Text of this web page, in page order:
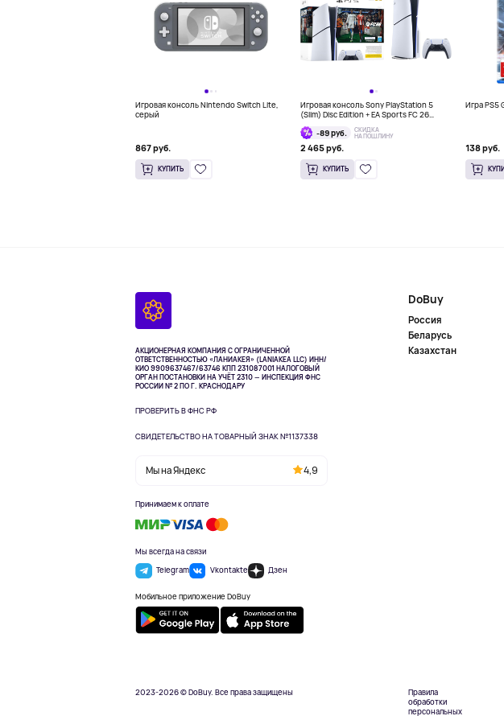
Игровая консоль Nintendo Switch Lite,
серый
867 руб.
КУПИТЬ
Игровая консоль Sony PlayStation 5
(Slim) Disc Edition + EA Sports FC 26
Bundle
-89 руб.
СКИДКА
НА ПОШЛИНУ
2 465 руб.
КУПИТЬ
Игра PS5
138 руб.
АКЦИОНЕРНАЯ КОМПАНИЯ С ОГРАНИЧЕННОЙ
ОТВЕТСТВЕННОСТЬЮ «ЛАНИАКЕЯ» (LANIAKEA LLC) ИНН/
КИО 9909637467/63746 КПП 231087001НАЛОГОВЫЙ
ОРГАН ПОСТАНОВКИ НА УЧЁТ 2310 — ИНСПЕКЦИЯ ФНС
РОССИИ № 2 ПО Г. КРАСНОДАРУ
ПРОВЕРИТЬ В ФНС РФ
СВИДЕТЕЛЬСТВО НА ТОВАРНЫЙ ЗНАК №1137338
Мы на Яндекс 4,9
Принимаем к оплате
Мы всегда на связи
Telegram
Vkontakte Дзен
Мобильное приложение DoBuy
DoBuy
Россия
Беларусь
Казахстан
2023-2026 © DoBuy. Все права защищены
Правила
обработки
персональных